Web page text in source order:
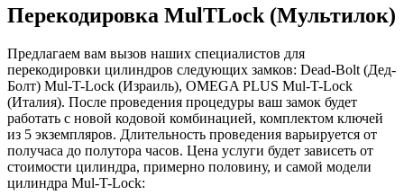
Перекодировка MulTLock (Мультилок)
Предлагаем вам вызов наших специалистов для
перекодировки цилиндров следующих замков: Dead-Bolt (Дед-
Болт) Mul-T-Lock (Израиль), OMEGA PLUS Mul-T-Lock
(Италия). После проведения процедуры ваш замок будет
работать с новой кодовой комбинацией, комплектом ключей
из 5 экземпляров. Длительность проведения варьируется от
получаса до полутора часов. Цена услуги будет зависеть от
стоимости цилиндра, примерно половину, и самой модели
цилиндра Mul-T-Lock: